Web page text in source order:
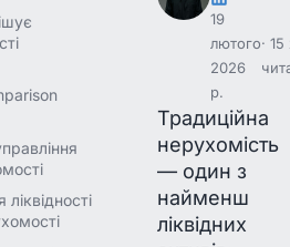
19
лютого
2026
р.
15
Традиційна
нерухомість
— один з
найменш
ліквідних